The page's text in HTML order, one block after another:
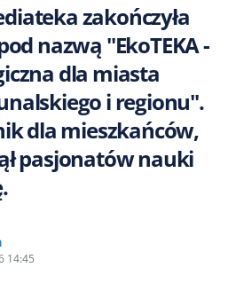
zakończyła
nazwą "EkoTEKA -
dla miasta
i regionu".
dla mieszkańców,
pasjonatów nauki
14:45